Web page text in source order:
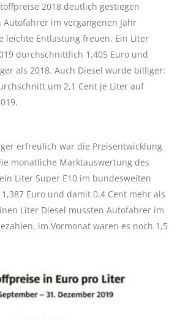
2018 deutlich gestiegen
im vergangenen Jahr
leichte Entlastung freuen. Ein Liter
durchschnittlich 1,405 Euro und
als 2018. Auch Diesel wurde billiger:
um 2,1 Cent je Liter auf
erfreulich war die Preisentwicklung
monatliche Marktauswertung des
Liter Super E10 im bundesweiten
Euro und damit 0,4 Cent mehr als
Liter Diesel mussten Autofahrer im
im Vormonat waren es noch 1,5